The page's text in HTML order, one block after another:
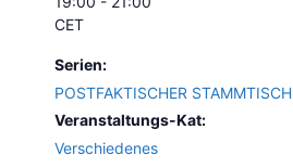
CET
Serien:
POSTFAKTISCHER STAMMTISCH
Veranstaltungs-Kat:
Verschiedenes